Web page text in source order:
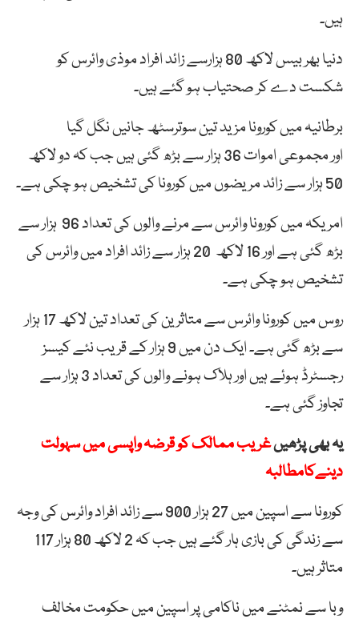
ہیں۔
دنیا بھر بیس لاکھ 80 ہزارسے زائد افراد موذی وائرس کو
شکست دے کر صحتیاب ہو گئے ہیں۔
برطانیہ میں کورونا مزید تین سوترسٹھ جانیں نگل گیا
اور مجموعی اموات 36 ہزار سے بڑھ گئی ہیں جب کہ دو لاکھ
50 ہزار سے زائد مریضوں میں کورونا کی تشخیص ہو چکی ہے۔
امریکہ میں کورونا وائرس سے مرنے والوں کی تعداد 96 ہزار سے
بڑھ گئی ہے اور 16 لاکھ 20 ہزار سے زائد افراد میں وائرس کی
تشخیص ہو چکی ہے۔
روس میں کورونا وائرس سے متاثرین کی تعداد تین لاکھ 17 ہزار
سے بڑھ گئی ہے۔ ایک دن میں 9 ہزار کے قریب نئے کیسز
رجسٹرڈ ہوئے ہیں اور ہلاک ہونے والوں کی تعداد 3 ہزار سے
تجاوز گئی ہے۔
یہ بھی پڑھیںغریب ممالک کو قرضہ واپسی میں سہولت
دینےکامطالبہ
کورونا سے اسپین میں 27 ہزار 900 سے زائد افراد وائرس کی وجہ
سے زندگی کی بازی ہار گئے ہیں جب کہ 2 لاکھ 80 ہزار 117
متاثر ہیں۔
وبا سے نمٹنے میں ناکامی پر اسپین میں حکومت مخالف